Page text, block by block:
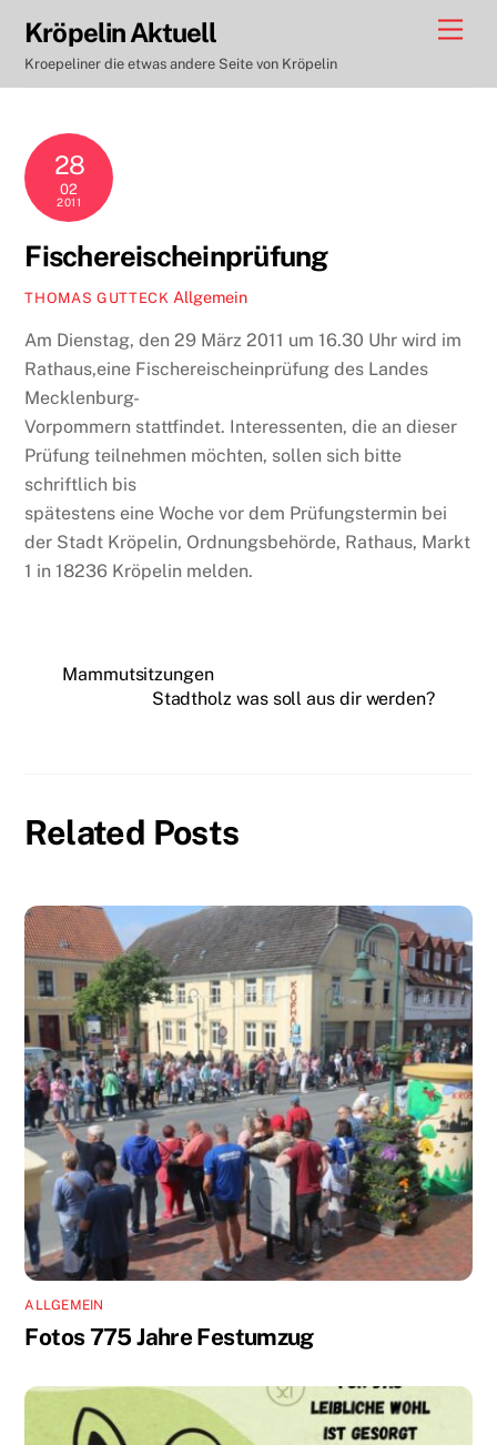
content
Kröpelin Aktuell
Kroepeliner die etwas andere Seite von Kröpelin
28
02
2011
Fischereischeinprüfung
THOMAS GUTTECK Allgemein
Am Dienstag, den 29 März 2011 um 16.30 Uhr wird im
Rathaus,eine Fischereischeinprüfung des Landes
Mecklenburg-
Vorpommern stattfindet. Interessenten, die an dieser
Prüfung teilnehmen möchten, sollen sich bitte
schriftlich bis
spätestens eine Woche vor dem Prüfungstermin bei
der Stadt Kröpelin, Ordnungsbehörde, Rathaus, Markt
1 in 18236 Kröpelin melden.
Mammutsitzungen
Stadtholz was soll aus dir werden?
Related Posts
ALLGEMEIN
Fotos 775 Jahre Festumzug